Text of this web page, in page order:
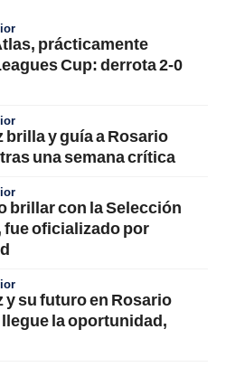
prácticamente
Cup: derrota 2-0
y guía a Rosario
una semana crítica
brillar con la Selección
fue oficializado por
y su futuro en Rosario
la oportunidad,